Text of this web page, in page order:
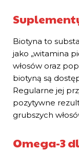
Biotyna to
jako „witamina
włosów oraz
biotyną są
Regularne jej
pozytywne
grubszych
Omega-3